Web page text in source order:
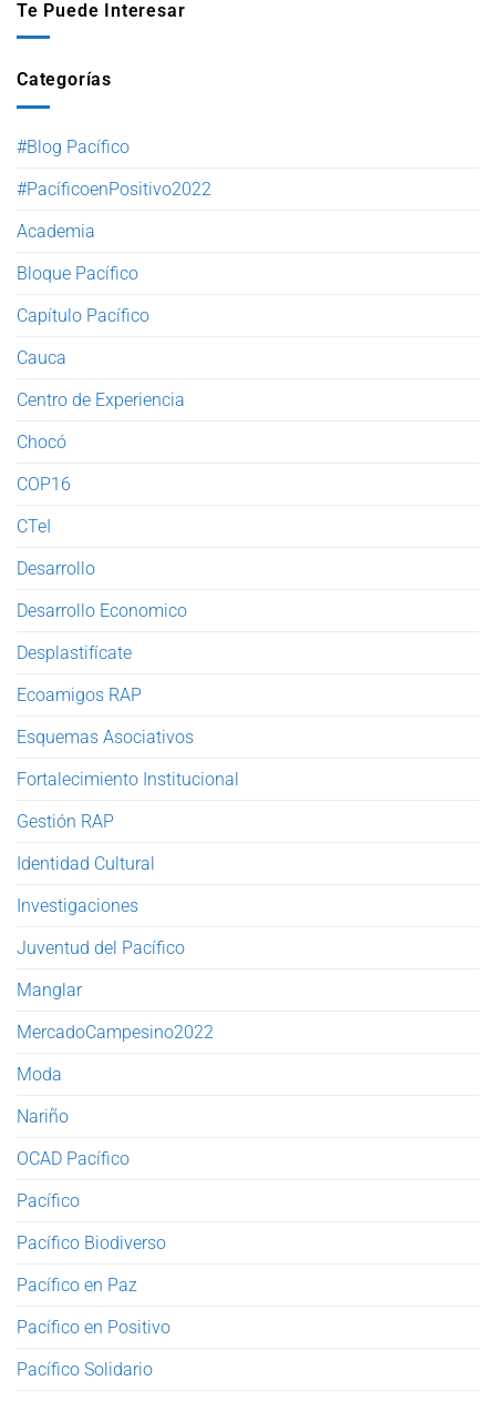
Te Puede Interesar
Categorías
#Blog Pacífico
#PacíficoenPositivo2022
Academia
Bloque Pacífico
Capítulo Pacífico
Cauca
Centro de Experiencia
Chocó
COP16
CTeI
Desarrollo
Desarrollo Economico
Desplastifícate
Ecoamigos RAP
Esquemas Asociativos
Fortalecimiento Institucional
Gestión RAP
Identidad Cultural
Investigaciones
Juventud del Pacífico
Manglar
MercadoCampesino2022
Moda
Nariño
OCAD Pacífico
Pacífico
Pacífico Biodiverso
Pacífico en Paz
Pacífico en Positivo
Pacífico Solidario